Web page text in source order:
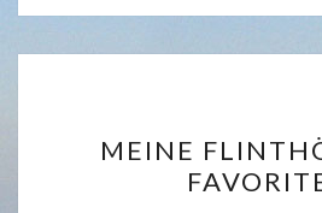
MEINE